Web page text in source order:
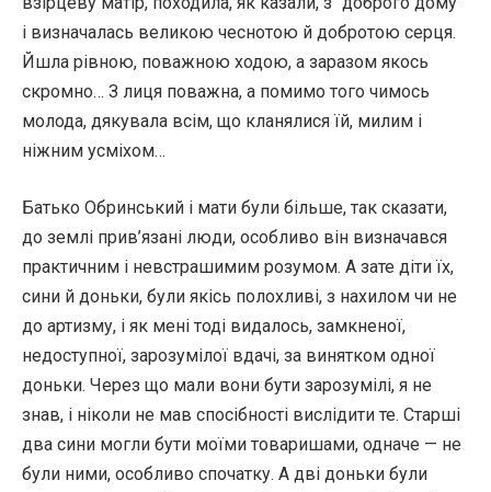
і визначалась великою чеснотою й добротою серця.
Йшла рівною, поважною ходою, а заразом якось
скромно… З лиця поважна, а помимо того чимось
молода, дякувала всім, що кланялися їй, милим і
ніжним усміхом…
Батько Обринський і мати були більше, так сказати,
до землі прив’язані люди, особливо він визначався
практичним і невстрашимим розумом. А зате діти їх,
сини й доньки, були якісь полохливі, з нахилом чи не
до артизму, і як мені тоді видалось, замкненої,
недоступної, зарозумілої вдачі, за винятком одної
доньки. Через що мали вони бути зарозумілі, я не
знав, і ніколи не мав спосібності вислідити те. Старші
два сини могли бути моїми товаришами, одначе — не
були ними, особливо спочатку. А дві доньки були